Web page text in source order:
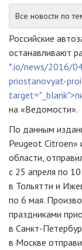
Все новости по
Российские
останавливают
*.io/news/2016/
priostanovyat-
на «Ведомости».
По данным
Peugeot Citroen»
области,
с 25 апреля по
в Тольятти и
по 6 мая.
праздниками
в Санкт-
в Москве